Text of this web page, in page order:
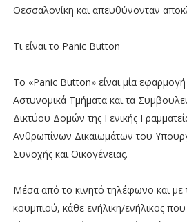
Θεσσαλονίκη και απευθύνονταν
Τι είναι το Panic Button
Το «Panic Button» είναι μία
Αστυνομικά Τμήματα και τα
Δικτύου Δομών της Γενικής
Ανθρωπίνων Δικαιωμάτων του
Συνοχής και Οικογένειας.
Μέσα από το κινητό τηλέφωνο και με
κουμπιού, κάθε ενήλικη/ενήλικος